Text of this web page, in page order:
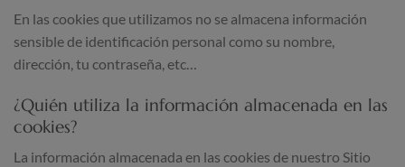
En las cookies que utilizamos no se almacena información
sensible de identificación personal como su nombre,
dirección, tu contraseña, etc…
¿Quién utiliza la información almacenada en las
cookies?
La información almacenada en las cookies de nuestro Sitio